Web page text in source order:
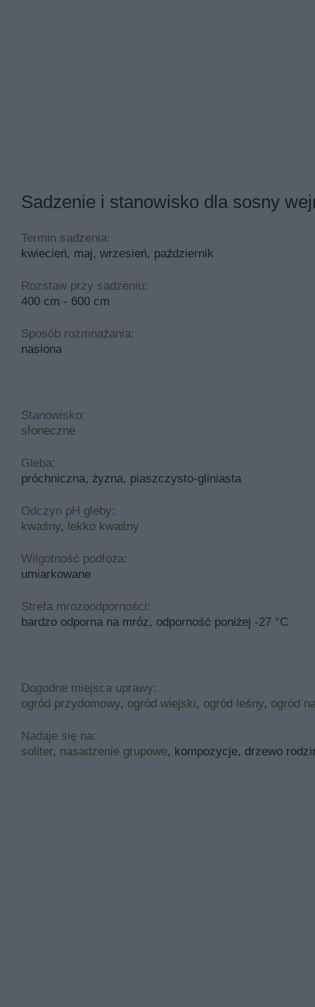
Sadzenie i stanowisko dla sosny
Termin sadzenia:
kwiecień, maj, wrzesień, październik
Rozstaw przy sadzeniu:
400 cm - 600 cm
Sposób rozmnażania:
nasiona
Stanowisko:
słoneczne
Gleba:
próchniczna, żyzna, piaszczysto-gliniasta
Odczyn pH gleby:
kwaśny, lekko kwaśny
Wilgotność podłoża:
umiarkowane
Strefa mrozoodporności:
bardzo odporna na mróz, odporność poniżej -27 °C
Dogodne miejsca uprawy:
ogród przydomowy, ogród wiejski, ogród leśny, ogród
Nadaje się na:
soliter, nasadzenie grupowe, kompozycje, drzewo